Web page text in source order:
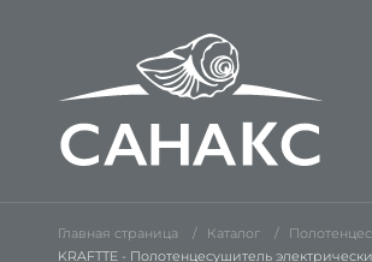
Главная страница Каталог
KRAFTTE - Полотенцесушитель